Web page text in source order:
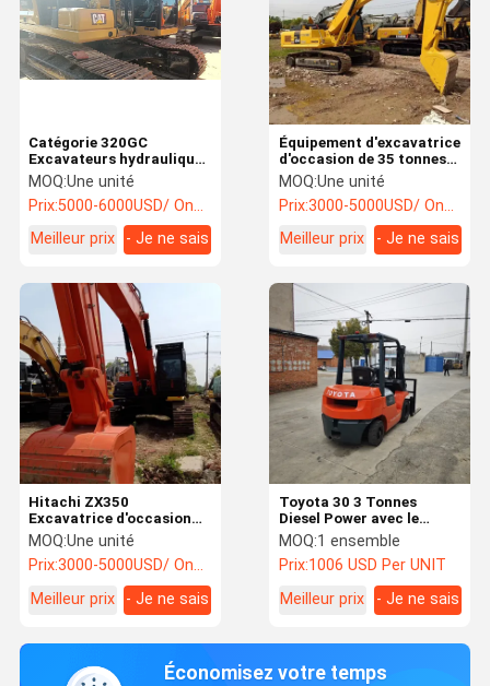
Catégorie 320GC
Excavateurs hydrauliques
à rouleaux d'occasion
Excavateur minier
d'occasion
MOQ:Une unité
Prix:5000-6000USD/ One Unit
Meilleur prix
- Je ne sais
Équipement d'excavatrice
d'occasion de 35 tonnes
d'origine Komatsu PC 350
Excavator Digger
MOQ:Une unité
Prix:3000-5000USD/ One Unit
Meilleur prix
- Je ne sais
Hitachi ZX350
Excavatrice d'occasion
de 35 tonnes
MOQ:Une unité
Prix:3000-5000USD/ One Unit
Meilleur prix
- Je ne sais
Toyota 30 3 Tonnes
Diesel Power avec le
meilleur prix
MOQ:1 ensemble
Prix:1006 USD Per UNIT
Meilleur prix
- Je ne sais
Économisez votre temps